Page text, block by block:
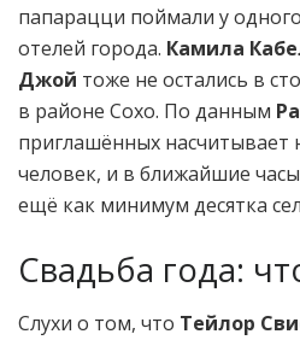
папарацци поймали у
отелей города. Камила
Джой тоже не остались в
в районе Сохо. По данным
приглашённых насчитывает
человек, и в ближайшие
ещё как минимум десятка
Свадьба года:
Слухи о том, что Тейлор